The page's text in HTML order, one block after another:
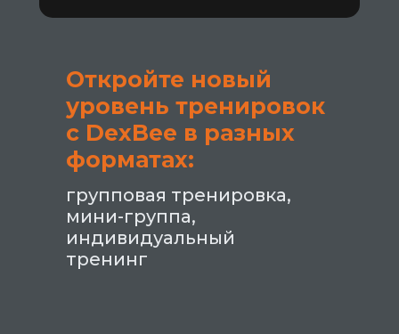
групповая тренировка,
мини-группа,
индивидуальный
тренинг
Откройте новый
уровень тренировок
с DexBee в разных
форматах: